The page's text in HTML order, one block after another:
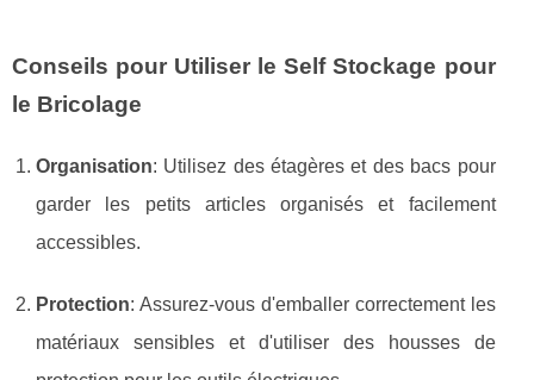
Conseils pour Utiliser le Self Stockage pour
le Bricolage
Organisation: Utilisez des étagères et des bacs pour
garder les petits articles organisés et facilement
accessibles.
Protection: Assurez-vous d'emballer correctement les
matériaux sensibles et d'utiliser des housses de